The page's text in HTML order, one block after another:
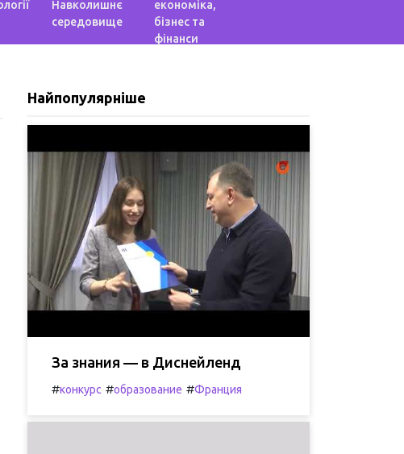
Навколишнє
середовище
економіка,
бізнес та
фінанси
Найпопулярніше
За знания — в Диснейленд
#конкурс #образование #Франция